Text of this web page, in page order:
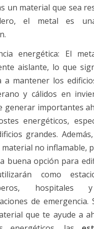
un material que sea
el metal es
energética: El
aislante, lo que
a mantener los
y cálidos en
generar importantes
energéticos,
grandes.
no inflamable,
buena opción para
como
hospitales
de emergencia.
que te ayude a